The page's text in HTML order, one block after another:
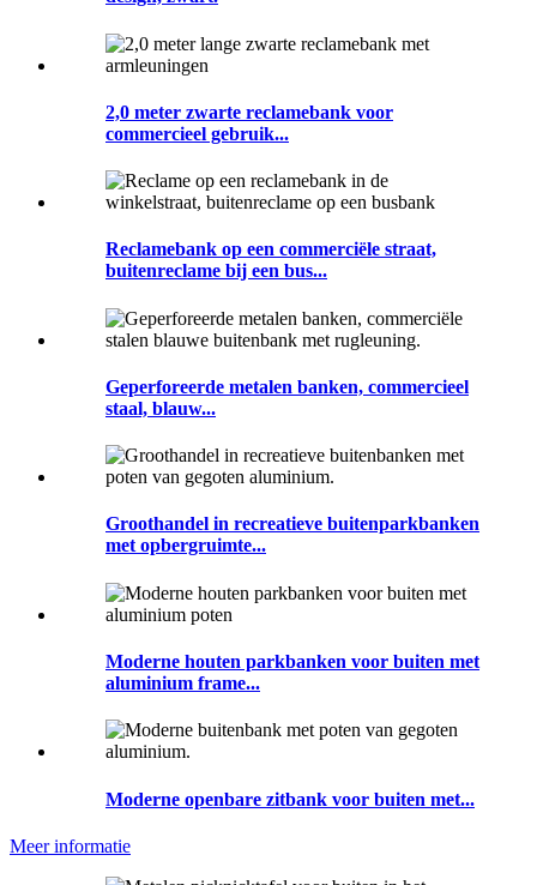
2,0 meter zwarte reclamebank voor
commercieel gebruik...
Reclamebank op een commerciële straat,
buitenreclame bij een bus...
Geperforeerde metalen banken, commercieel
staal, blauw...
Groothandel in recreatieve buitenparkbanken
met opbergruimte...
Moderne houten parkbanken voor buiten met
aluminium frame...
Moderne openbare zitbank voor buiten met...
Meer informatie